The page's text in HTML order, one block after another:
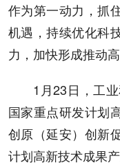
作为第一动力，抓
机遇，持续优化科
力，加快形成推动
1月23日，工
国家重点研发计划
创原（延安）创新
计划高新技术成果